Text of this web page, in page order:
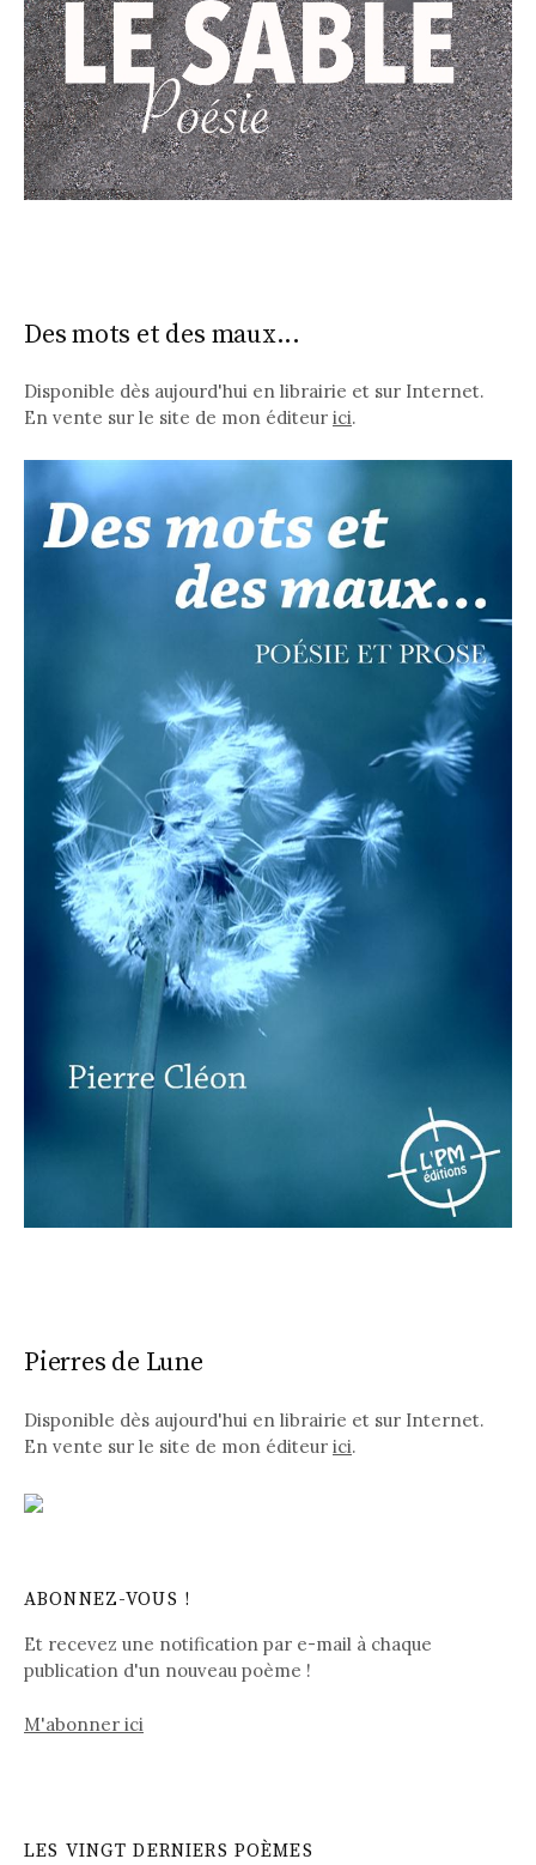
Des mots et des maux...
Disponible dès aujourd'hui en librairie et sur Internet.
En vente sur le site de mon éditeur ici.
Pierres de Lune
Disponible dès aujourd'hui en librairie et sur Internet.
En vente sur le site de mon éditeur ici.
ABONNEZ-VOUS !
Et recevez une notification par e-mail à chaque
publication d'un nouveau poème !
M'abonner ici
LES VINGT DERNIERS POÈMES